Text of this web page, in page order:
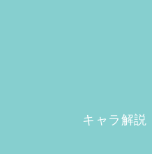
キャラ解説